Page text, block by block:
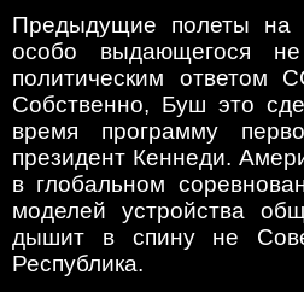
Предыдущие полеты на
особо выдающегося
политическим ответом
Собственно, Буш это
время программу
президент Кеннеди.
в глобальном
моделей устройства
дышит в спину не
Республика.